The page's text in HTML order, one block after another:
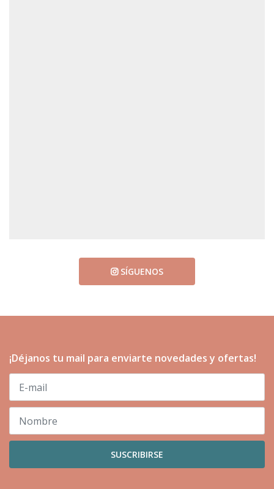
SÍGUENOS
¡Déjanos tu mail para enviarte novedades y ofertas!
SUSCRIBIRSE